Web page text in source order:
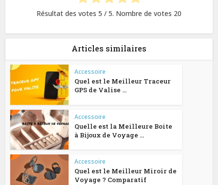
Résultat des votes 5 / 5. Nombre de votes 20
Articles similaires
Accessoire
Quel est le Meilleur Traceur
GPS de Valise ...
Accessoire
Quelle est la Meilleure Boite
à Bijoux de Voyage ...
Accessoire
Quel est le Meilleur Miroir de
Voyage ? Comparatif